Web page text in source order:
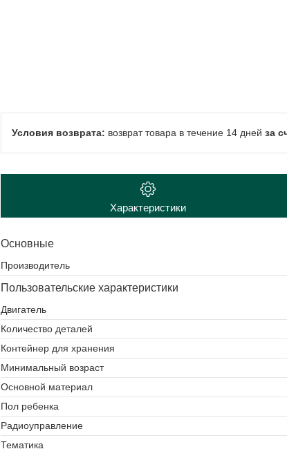
возврат товара в течение 14 дней за
Характеристики
Основные
Производитель
Пользовательские характеристики
Двигатель
Количество деталей
Контейнер для хранения
Минимальный возраст
Основной материал
Пол ребенка
Радиоуправление
Тематика